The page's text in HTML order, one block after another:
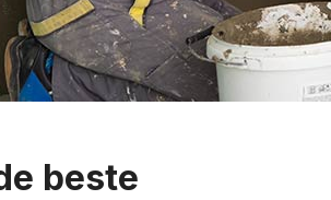
beste